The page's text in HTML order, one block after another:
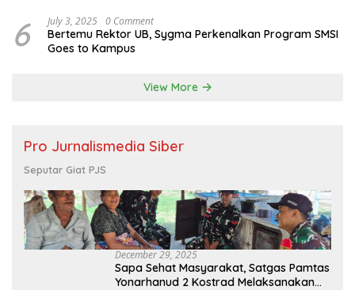
6 July 3, 2025 0 Comment
Bertemu Rektor UB, Sygma Perkenalkan Program SMSI
Goes to Kampus
View More
Pro Jurnalismedia Siber
Seputar Giat PJS
December 29, 2025
Sapa Sehat Masyarakat, Satgas Pamtas
Yonarhanud 2 Kostrad Melaksanakan